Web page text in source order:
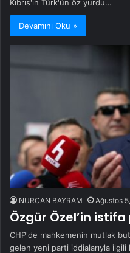
Kıbrıs'ın Türk'ün öz yurdu…
Devamını Oku »
NURCAN BAYRAM Ağustos
Özgür Özel’in istifa
CHP'de mahkemenin mutlak
gelen yeni parti iddialarıyla